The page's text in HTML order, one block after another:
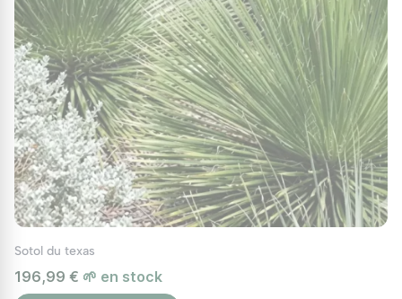
Sotol du texas
196,99 € 🌱 en stock